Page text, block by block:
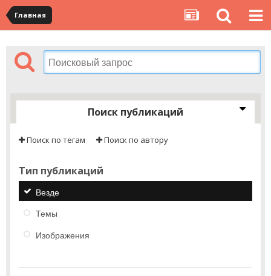
Главная
Поиск публикаций
Поиск по тегам Поиск по автору
Тип публикаций
Везде
Темы
Изображения